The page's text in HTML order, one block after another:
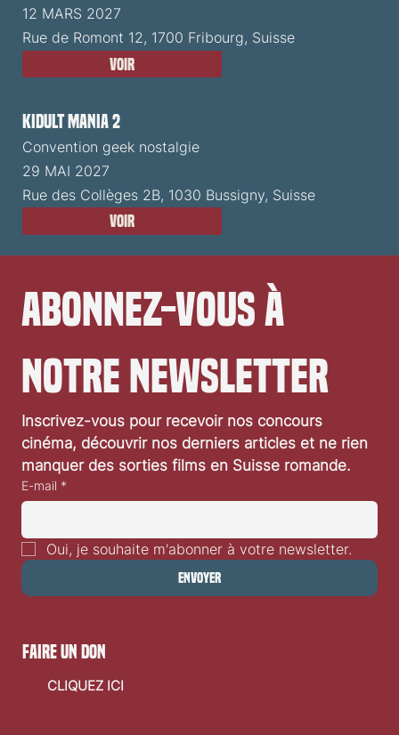
12 MARS 2027
Rue de Romont 12, 1700 Fribourg, Suisse
Voir
Kidult Mania 2
Convention geek nostalgie
29 MAI 2027
Rue des Collèges 2B, 1030 Bussigny, Suisse
Voir
Abonnez-vous à
notre newsletter
Inscrivez-vous pour recevoir nos concours
cinéma, découvrir nos derniers articles et ne rien
manquer des sorties films en Suisse romande.
E-mail *
Oui, je souhaite m'abonner à votre newsletter.
Envoyer
faire un don
CLIQUEZ ICI